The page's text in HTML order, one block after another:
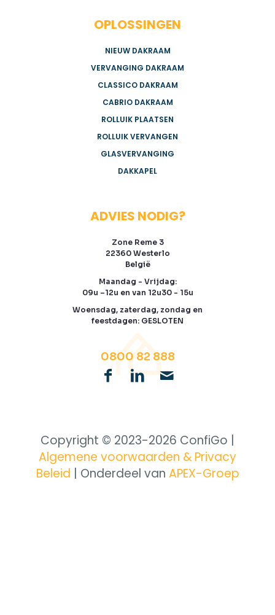
OPLOSSINGEN
NIEUW DAKRAAM
VERVANGING DAKRAAM
CLASSICO DAKRAAM
CABRIO DAKRAAM
ROLLUIK PLAATSEN
ROLLUIK VERVANGEN
GLASVERVANGING
DAKKAPEL
ADVIES NODIG?
Zone Reme 3
22360 Westerlo
België
Maandag - Vrijdag:
09u –12u en van 12u30 - 15u
Woensdag, zaterdag, zondag en
feestdagen: GESLOTEN
0800 82 888
Copyright © 2023-2026 ConfiGo |
Algemene voorwaarden & Privacy
Beleid | Onderdeel van APEX-Groep